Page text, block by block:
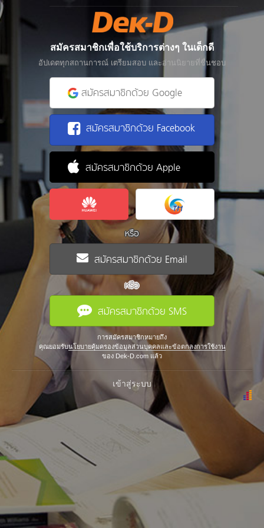
สมัครสมาชิกเพื่อใช้บริการต่างๆ ในเด็กดี
อัปเดตทุกสถานการณ์ เตรียมสอบ และอ่านนิยายที่ชื่นชอบ
สมัครสมาชิกด้วย Google
สมัครสมาชิกด้วย Facebook
สมัครสมาชิกด้วย Apple
หรือ
สมัครสมาชิกด้วย Email
หรือ
สมัครสมาชิกด้วย SMS
การสมัครสมาชิกหมายถึง
คุณยอมรับนโยบายคุ้มครองข้อมูลส่วนบุคคลและข้อตกลงการใช้งาน
ของ Dek-D.com แล้ว
เข้าสู่ระบบ